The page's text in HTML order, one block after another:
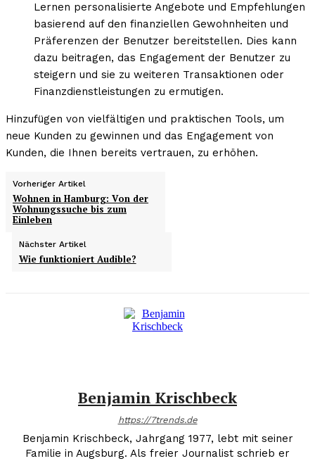
Lernen personalisierte Angebote und Empfehlungen
basierend auf den finanziellen Gewohnheiten und
Präferenzen der Benutzer bereitstellen. Dies kann
dazu beitragen, das Engagement der Benutzer zu
steigern und sie zu weiteren Transaktionen oder
Finanzdienstleistungen zu ermutigen.
Hinzufügen von vielfältigen und praktischen Tools, um
neue Kunden zu gewinnen und das Engagement von
Kunden, die Ihnen bereits vertrauen, zu erhöhen.
Vorheriger Artikel
Wohnen in Hamburg: Von der
Wohnungssuche bis zum
Einleben
Nächster Artikel
Wie funktioniert Audible?
Benjamin Krischbeck
https://7trends.de
Benjamin Krischbeck, Jahrgang 1977, lebt mit seiner
Familie in Augsburg. Als freier Journalist schrieb er